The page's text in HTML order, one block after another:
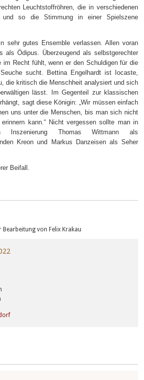
Leuchtstoffröhren, die in verschiedenen
und so die Stimmung in einer Spielszene
sehr gutes Ensemble verlassen. Allen voran
als Ödipus. Überzeugend als selbstgerechter
im Recht fühlt, wenn er den Schuldigen für die
sucht. Bettina Engelhardt ist Iocaste,
die kritisch die Menschheit analysiert und sich
lässt. Im Gegenteil zur klassischen
sagt diese Königin: „Wir müssen einfach
uns unter die Menschen, bis man sich nicht
kann.“ Nicht vergessen sollte man in
Inszenierung Thomas Wittmann als
Kreon und Markus Danzeisen als Seher
Beifall.
von Felix Krakau